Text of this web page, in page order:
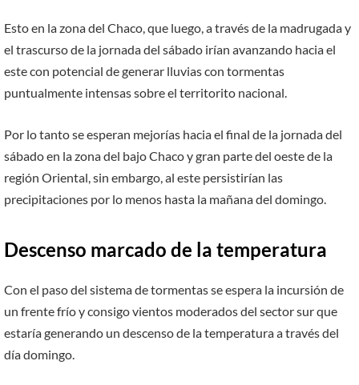
Esto en la zona del Chaco, que luego, a través de la madrugada y
el trascurso de la jornada del sábado irían avanzando hacia el
este con potencial de generar lluvias con tormentas
puntualmente intensas sobre el territorito nacional.
Por lo tanto se esperan mejorías hacia el final de la jornada del
sábado en la zona del bajo Chaco y gran parte del oeste de la
región Oriental, sin embargo, al este persistirían las
precipitaciones por lo menos hasta la mañana del domingo.
Descenso marcado de la temperatura
Con el paso del sistema de tormentas se espera la incursión de
un frente frío y consigo vientos moderados del sector sur que
estaría generando un descenso de la temperatura a través del
día domingo.